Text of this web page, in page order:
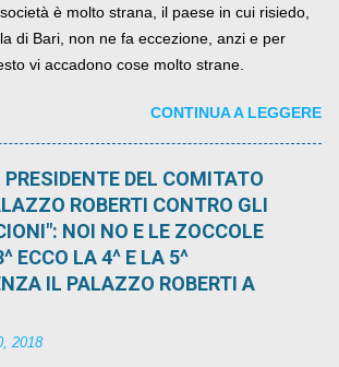
è molto strana, il paese in cui risiedo,
di Bari, non ne fa eccezione, anzi e per
vi accadono cose molto strane.
CONTINUA A LEGGERE
DEL COMITATO
ROBERTI CONTRO GLI
NOI NO E LE ZOCCOLE
ECCO LA 4^ E LA 5^
IL PALAZZO ROBERTI A
2018